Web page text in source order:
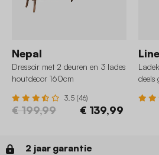
Nepal
Dressoir met 2 deuren en 3 lades
houtdecor 160cm
3.5 (46)
€ 199,99 € 139,99
deels
2 jaar garantie